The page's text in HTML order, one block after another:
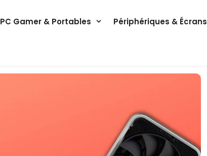
PC Gamer & Portables Périphériques & Écrans